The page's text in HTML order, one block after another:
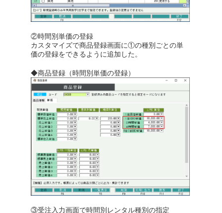
②時間別単価の登録
カスタマイズで商品登録画面に①の種別ごとの単
価の登録をできるように追加した。
◆商品登録（時間別単価の登録）
③受注入力画面で時間別レンタル種別の指定